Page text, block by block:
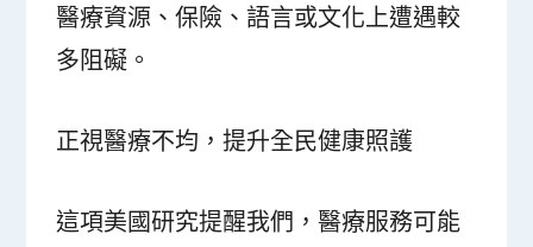
醫療資源、保險、語言或文化上遭遇較
多阻礙。
正視醫療不均，提升全民健康照護
這項美國研究提醒我們，醫療服務可能